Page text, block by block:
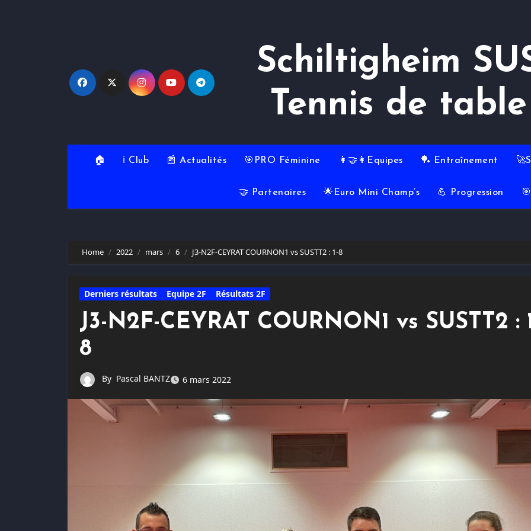
Schiltigheim
Tennis de table
🏠 ℹ️ Club 📰 Actualités 🎯PRO Féminine 👩‍🤝‍👩Equipes 🏓 Entraînement
🤝 Partenaires 🌟Euro Mini Champ’s 💪 Progression
Home 2022 mars 6 J3-N2F-CEYRAT COURNON1 vs SUSTT2 : 1-8
Derniers résultats Equipe 2F Résultats 2F
J3-N2F-CEYRAT COURNON1 vs SUSTT2 :
8
By Pascal BANTZ 6 mars 2022